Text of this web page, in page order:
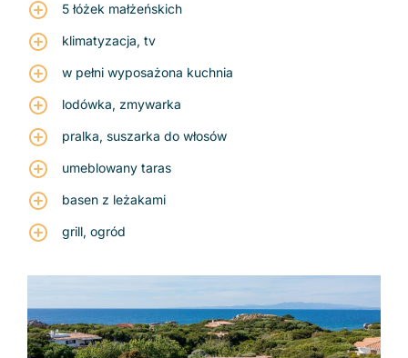
5 łóżek małżeńskich
klimatyzacja, tv
w pełni wyposażona kuchnia
lodówka, zmywarka
pralka, suszarka do włosów
umeblowany taras
basen z leżakami
grill, ogród